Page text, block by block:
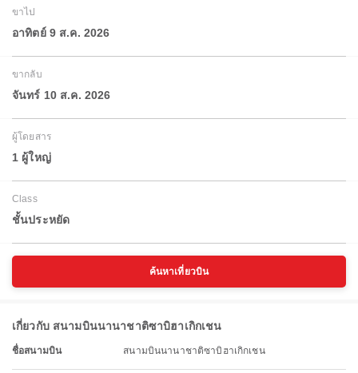
ขาไป
อาทิตย์ 9 ส.ค. 2026
ขากลับ
จันทร์ 10 ส.ค. 2026
ผู้โดยสาร
1 ผู้ใหญ่
Class
ชั้นประหยัด
ค้นหาเที่ยวบิน
เกี่ยวกับ สนามบินนานาชาติซาบิฮาเกิกเชน
ชื่อสนามบิน สนามบินนานาชาติซาบิฮาเกิกเชน